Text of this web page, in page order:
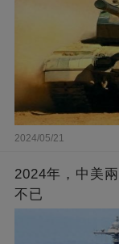
2024/05/21
2024年，中美
不已